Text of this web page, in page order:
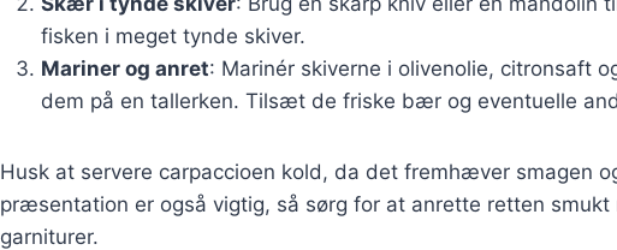
fisken i meget tynde skiver.
Mariner og anret: Marinér skiverne i olivenolie, citronsaft
dem på en tallerken. Tilsæt de friske bær og eventuelle
Husk at servere carpaccioen kold, da det fremhæver smagen
præsentation er også vigtig, så sørg for at anrette retten
garniturer.